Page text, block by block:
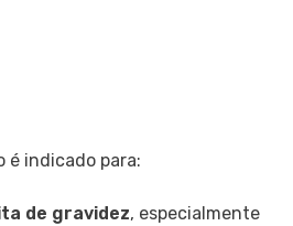
é indicado para:
de gravidez, especialmente